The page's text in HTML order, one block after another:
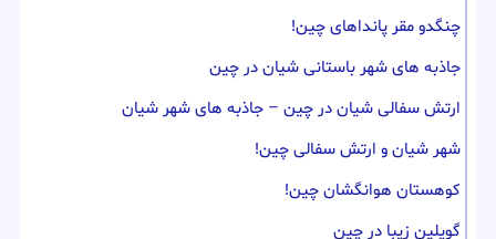
چنگدو مقر پانداهای چین!
جاذبه های شهر باستانی شیان در چین
ارتش سفالی شیان در چین – جاذبه های شهر شیان
شهر شیان و ارتش سفالی چین!
کوهستان هوانگشان چین!
گویلین زیبا در چین